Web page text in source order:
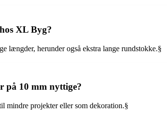
XL Byg?
længder, herunder også ekstra lange rundstokke.§
på 10 mm nyttige?
mindre projekter eller som dekoration.§